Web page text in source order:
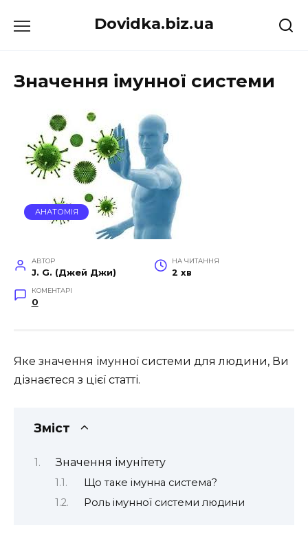
до
Dovidka.biz.ua
Значення імунної системи
АНАТОМІЯ
АВТОР
J. G. (Джей Джи)
НА ЧИТАННЯ
2 хв
КОМЕНТАРІ
0
Яке значення імунної системи для людини, Ви
дізнаєтеся з цієї статті.
Зміст
Значення імунітету
Що таке імунна система?
Роль імунної системи людини